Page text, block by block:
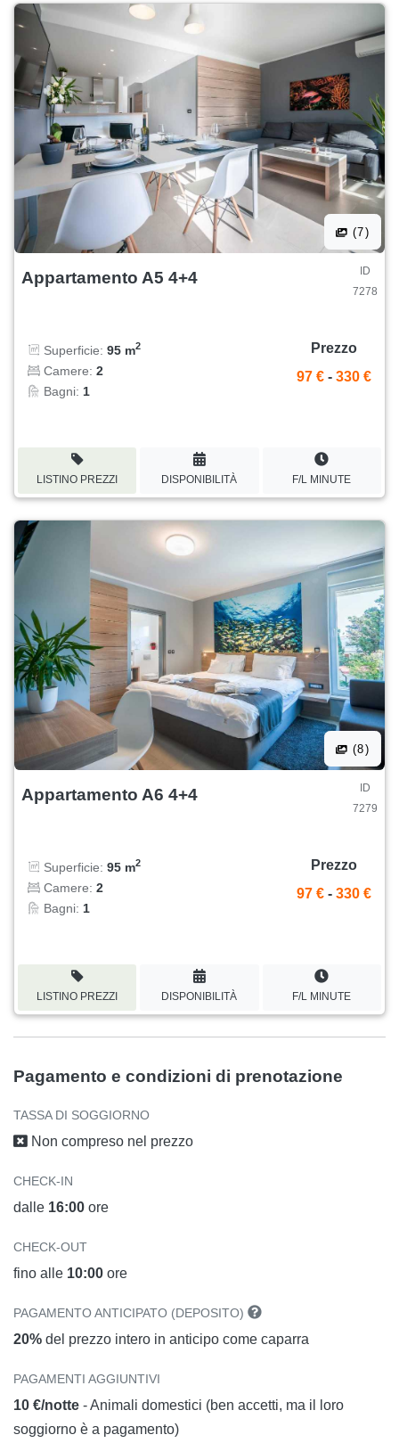
(7)
Appartamento A5 4+4
ID
7278
Superficie: 95 m2
Camere: 2
Bagni: 1
Prezzo
97 € - 330 €
LISTINO PREZZI DISPONIBILITÀ F/L MINUTE
(8)
Appartamento A6 4+4
ID
7279
Superficie: 95 m2
Camere: 2
Bagni: 1
Prezzo
97 € - 330 €
LISTINO PREZZI DISPONIBILITÀ F/L MINUTE
Pagamento e condizioni di prenotazione
TASSA DI SOGGIORNO
Non compreso nel prezzo
CHECK-IN
dalle 16:00 ore
CHECK-OUT
fino alle 10:00 ore
PAGAMENTO ANTICIPATO (DEPOSITO)
20% del prezzo intero in anticipo come caparra
PAGAMENTI AGGIUNTIVI
10 €/notte - Animali domestici (ben accetti, ma il loro
soggiorno è a pagamento)